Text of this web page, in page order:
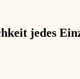
jedes